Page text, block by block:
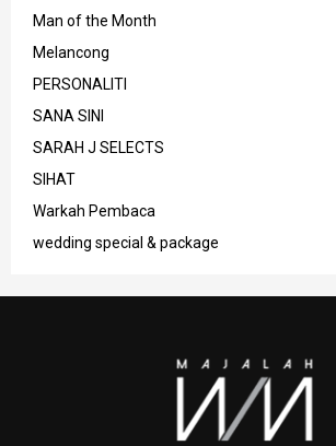
Man of the Month
Melancong
PERSONALITI
SANA SINI
SARAH J SELECTS
SIHAT
Warkah Pembaca
wedding special & package